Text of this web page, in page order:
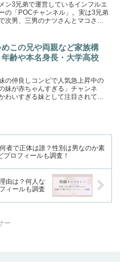
ン3兄弟で運営しているインフルエ
の「POCチャンネル」。実は3兄弟
次男、三男のナツさんとマコさん
、日常生活について発信していま
の中で注目...
めこの兄や両親など家族構
年齢や本名身長・大学高校
の仲良しコンビで人気急上昇中の
の妹が赤ちゃんすぎる」チャンネ
わいすぎる妹として注目されてい
者で正体は誰？性別は男なのか素
プロフィールも調査！
由は？何人な
ィールも調査
ー